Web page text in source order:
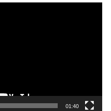
01:40